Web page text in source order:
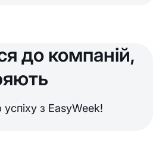
до компаній,
успіху з EasyWeek!